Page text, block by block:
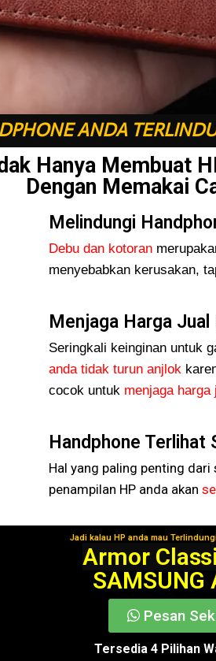
ANDA
Hanya Membuat
Dengan Memakai
Melindungi
Debu dan kotoran
menyebabkan kerusakan,
Menjaga Harga Jual
Seringkali keinginan untuk
anda tidak turun anjlok
cocok untuk menjaga harga
Handphone Terlihat
Hal yang paling penting
penampilan HP anda akan
Jadi kalau HP anda mau
Segera
Armor
SAMSUNG
Pesan
Tersedia 4 Pilihan